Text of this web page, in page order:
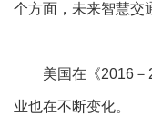
个方面，未来智慧交
美国在《2016－
业也在不断变化。